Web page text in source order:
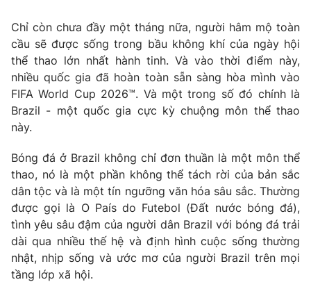
Thế giới đó đây
Câu chuyện quốc tế
Kinh tế
Tài chính
Thị trường
Góc doanh nghiệp
Dữ liệu và đời sống
Truyền hình
Phim VTV
Hậu trường
Nhân vật
Khán giả
Giải sao mai
Giải trí
Điện ảnh
Âm nhạc
Sao
Đời sống
Du lịch
Làm đẹp
Chất lượng cuộc sống
Giáo dục
Tuyển sinh
Công nghệ
Chỉ còn chưa đầy một tháng nữa, người hâm mộ toàn
cầu sẽ được sống trong bầu không khí của ngày hội
thể thao lớn nhất hành tinh. Và vào thời điểm này,
nhiều quốc gia đã hoàn toàn sẵn sàng hòa mình vào
FIFA World Cup 2026™. Và một trong số đó chính là
Brazil - một quốc gia cực kỳ chuộng môn thể thao
này.
Bóng đá ở Brazil không chỉ đơn thuần là một môn thể
thao, nó là một phần không thể tách rời của bản sắc
dân tộc và là một tín ngưỡng văn hóa sâu sắc. Thường
được gọi là O País do Futebol (Đất nước bóng đá),
tình yêu sâu đậm của người dân Brazil với bóng đá trải
dài qua nhiều thế hệ và định hình cuộc sống thường
nhật, nhịp sống và ước mơ của người Brazil trên mọi
tầng lớp xã hội.